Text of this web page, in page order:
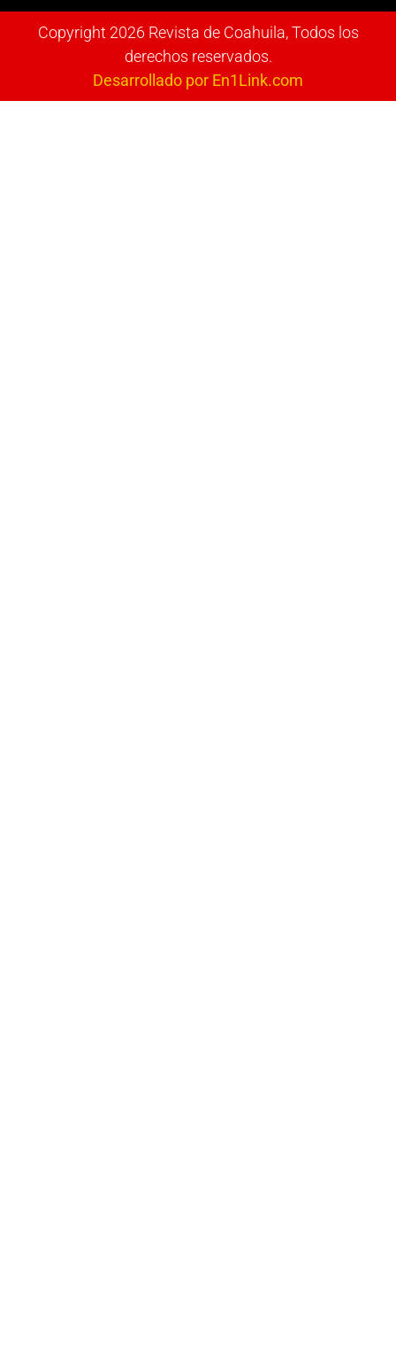
Copyright 2026 Revista de Coahuila, Todos los
derechos reservados.
Desarrollado por En1Link.com